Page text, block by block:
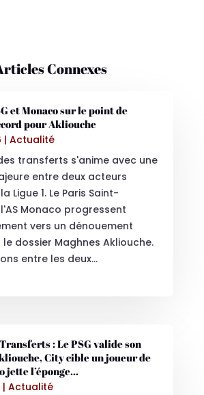
Connexes
et Monaco sur le point de
pour Akliouche
| Actualité
transferts s'anime avec une
entre deux acteurs
Ligue 1. Le Paris Saint-
Monaco progressent
vers un dénouement
dossier Maghnes Akliouche.
entre les deux...
: Le PSG valide son
City cible un joueur de
jette l’éponge…
| Actualité